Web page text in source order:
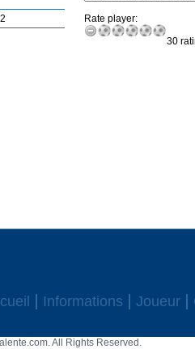
Rate player:
30
Informations Joueur
All Rights Reserved.